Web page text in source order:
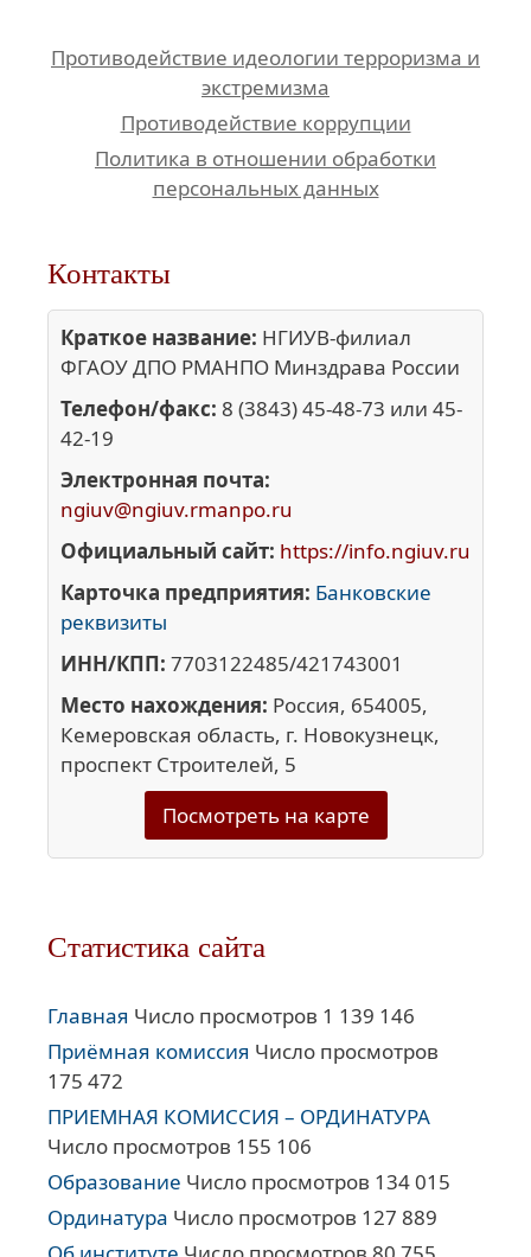
Противодействие идеологии терроризма и
экстремизма
Противодействие коррупции
Политика в отношении обработки
персональных данных
Контакты
Краткое название: НГИУВ-филиал
ФГАОУ ДПО РМАНПО Минздрава России
Телефон/факс: 8 (3843) 45-48-73 или 45-
42-19
Электронная почта:
ngiuv@ngiuv.rmanpo.ru
Официальный сайт: https://info.ngiuv.ru
Карточка предприятия: Банковские
реквизиты
ИНН/КПП: 7703122485/421743001
Место нахождения: Россия, 654005,
Кемеровская область, г. Новокузнецк,
проспект Строителей, 5
Посмотреть на карте
Статистика сайта
Главная Число просмотров 1 139 146
Приёмная комиссия Число просмотров
175 472
ПРИЕМНАЯ КОМИССИЯ – ОРДИНАТУРА
Число просмотров 155 106
Образование Число просмотров 134 015
Ординатура Число просмотров 127 889